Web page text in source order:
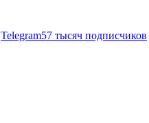
Telegram57 тысяч подписчиков